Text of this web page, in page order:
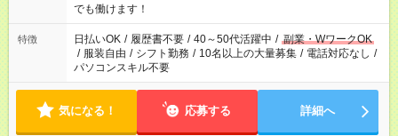
となります ※労働者派遣法（日雇い派遣の原則禁止）により、
短時間・短期間の就業はご案内が難しい場合があります
でも働けます！
特徴 日払いOK / 履歴書不要 / 40～50代活躍中 / 副業・WワークOK
/ 服装自由 / シフト勤務 / 10名以上の大量募集 / 電話対応なし /
パソコンスキル不要
気になる！ 応募する 詳細へ